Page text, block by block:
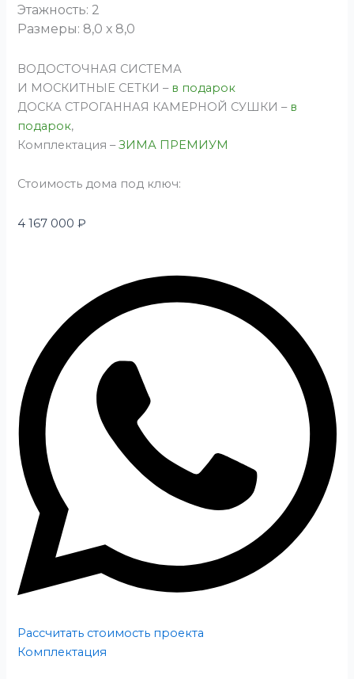
Этажность: 2
Размеры: 8,0 х 8,0
ВОДОСТОЧНАЯ СИСТЕМА
И МОСКИТНЫЕ СЕТКИ – в подарок
ДОСКА СТРОГАННАЯ КАМЕРНОЙ СУШКИ – в
подарок,
Комплектация –ЗИМА ПРЕМИУМ
Стоимость дома под ключ:
4 167 000₽
Рассчитать стоимость проекта
Комплектация